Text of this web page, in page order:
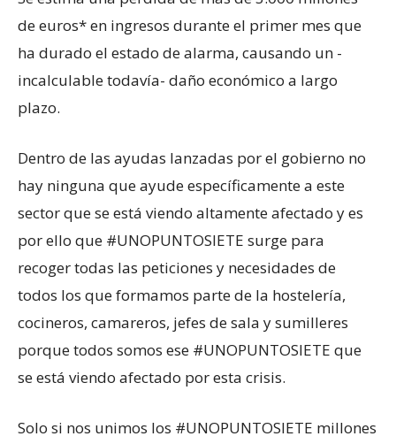
de euros* en ingresos durante el primer mes que
ha durado el estado de alarma, causando un -
incalculable todavía- daño económico a largo
plazo.
Dentro de las ayudas lanzadas por el gobierno no
hay ninguna que ayude específicamente a este
sector que se está viendo altamente afectado y es
por ello que #UNOPUNTOSIETE surge para
recoger todas las peticiones y necesidades de
todos los que formamos parte de la hostelería,
cocineros, camareros, jefes de sala y sumilleres
porque todos somos ese #UNOPUNTOSIETE que
se está viendo afectado por esta crisis.
Solo si nos unimos los #UNOPUNTOSIETE millones